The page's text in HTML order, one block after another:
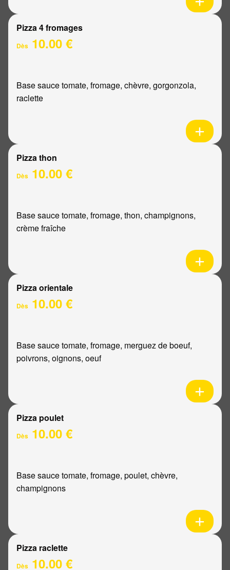
Pizza 4 fromages
Dès 10.00 €
Base sauce tomate, fromage, chèvre, gorgonzola,
raclette
Pizza thon
Dès 10.00 €
Base sauce tomate, fromage, thon, champignons,
crème fraîche
Pizza orientale
Dès 10.00 €
Base sauce tomate, fromage, merguez de boeuf,
poivrons, oignons, oeuf
Pizza poulet
Dès 10.00 €
Base sauce tomate, fromage, poulet, chèvre,
champignons
Pizza raclette
Dès 10.00 €